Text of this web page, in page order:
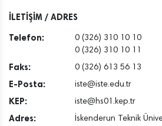
İLETİŞİM / ADRES
Telefon:
0 (326) 310 10 10
0 (326) 310 10 11
Faks: 0 (326) 613 56 13
E-Posta: iste@iste.edu.tr
KEP: iste@hs01.kep.tr
Adres: İskenderun Teknik